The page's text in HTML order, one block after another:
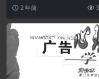
45 年的经验，他...
2 年前